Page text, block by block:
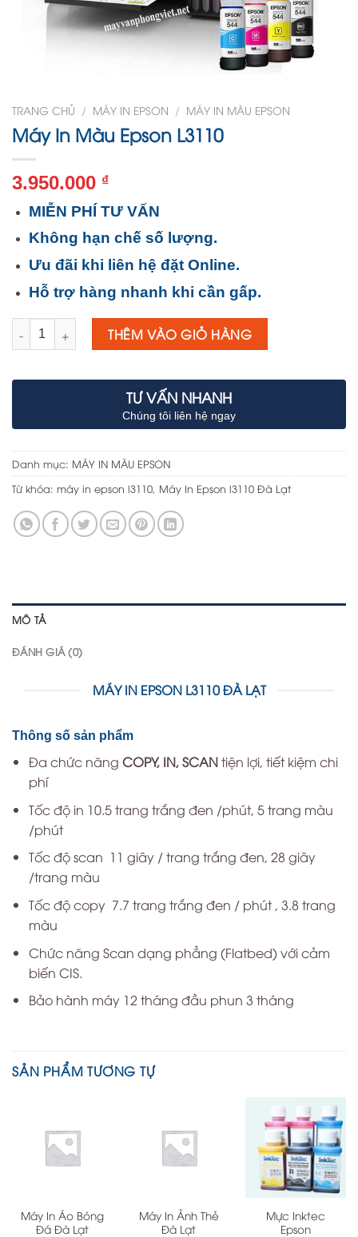
TRANG CHỦ / MÁY IN EPSON / MÁY IN MÀU EPSON
Máy In Màu Epson L3110
3.950.000 ₫
MIỄN PHÍ TƯ VẤN
Không hạn chế số lượng.
Ưu đãi khi liên hệ đặt Online.
Hỗ trợ hàng nhanh khi cần gấp.
Số lượng THÊM VÀO GIỎ HÀNG
TƯ VẤN NHANH
Chúng tôi liên hệ ngay
Danh mục: MÁY IN MÀU EPSON
Từ khóa: máy in epson l3110, Máy In Epson l3110 Đà Lạt
MÔ TẢ
ĐÁNH GIÁ (0)
MÁY IN EPSON L3110 ĐÀ LẠT
Thông số sản phẩm
Đa chức năng COPY, IN, SCANtiện lợi, tiết kiệm chi
phí
Tốc độ in 10.5 trang trắng đen /phút, 5 trang màu
/phút
Tốc độ scan 11 giây / trang trắng đen, 28 giây
/trang màu
Tốc độ copy 7.7 trang trắng đen / phút , 3.8 trang
màu
Chức năng Scan dạng phẳng (Flatbed) với cảm
biến CIS.
Bảo hành máy 12 tháng đầu phun 3 tháng
SẢN PHẨM TƯƠNG TỰ
Máy In Áo Bóng
Đá Đà Lạt
Máy In Ảnh Thẻ
Đà Lạt
Mực Inktec
Epson